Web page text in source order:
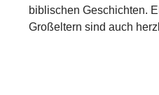
biblischen Geschichten.
Großeltern sind auch